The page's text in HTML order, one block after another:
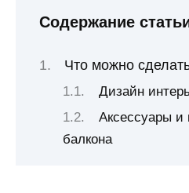
Содержание
Что можно
Дизайн
Аксессуары и
балкона